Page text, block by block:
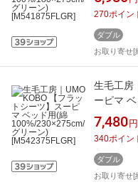
270ポイン
ダブル
お取り寄せ[
生毛工房
ーピマ
ン
7,480 円
340ポイン
ダブル
お取り寄せ[